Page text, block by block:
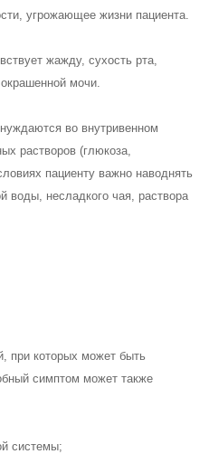
угрожающее жизни пациента.
жажду, сухость рта,
мочи.
во внутривенном
растворов (глюкоза,
пациенту важно наводнять
воды, несладкого чая, раствора
при которых может быть
симптом может также
системы;